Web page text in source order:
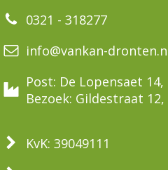
0321 - 318277
info@vankan-
Post: De Lopensaet 14,
Bezoek: Gildestraat 12,
KvK: 39049111